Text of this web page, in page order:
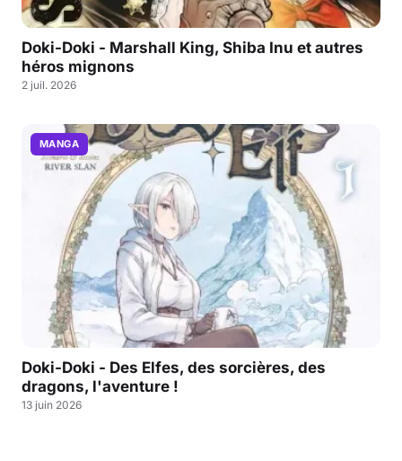
Doki-Doki - Marshall King, Shiba Inu et autres
héros mignons
2 juil. 2026
MANGA
Doki-Doki - Des Elfes, des sorcières, des
dragons, l'aventure !
13 juin 2026